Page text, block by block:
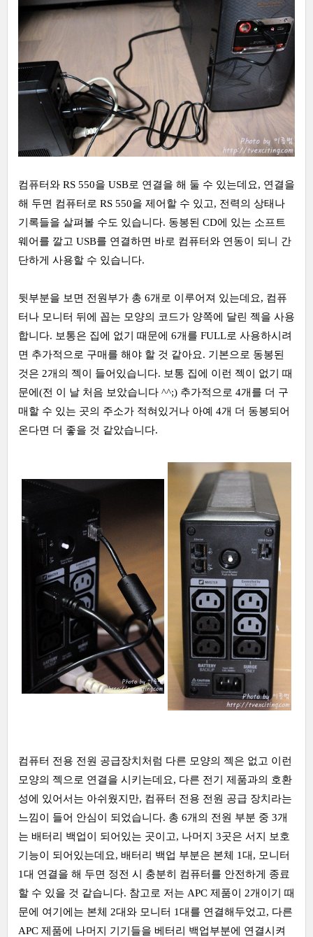
컴퓨터와 RS 550을 USB로 연결을 해 둘 수 있는데요, 연결을
해 두면 컴퓨터로 RS 550을 제어할 수 있고, 전력의 상태나
기록들을 살펴볼 수도 있습니다. 동봉된 CD에 있는 소프트
웨어를 깔고 USB를 연결하면 바로 컴퓨터와 연동이 되니 간
단하게 사용할 수 있습니다.
뒷부분을 보면 전원부가 총 6개로 이루어져 있는데요, 컴퓨
터나 모니터 뒤에 꼽는 모양의 코드가 양쪽에 달린 젝을 사용
합니다. 보통은 집에 없기 때문에 6개를 FULL로 사용하시려
면 추가적으로 구매를 해야 할 것 같아요. 기본으로 동봉된
것은 2개의 젝이 들어있습니다. 보통 집에 이런 젝이 없기 때
문에(전 이 날 처음 보았습니다 ^^;) 추가적으로 4개를 더 구
매할 수 있는 곳의 주소가 적혀있거나 아예 4개 더 동봉되어
온다면 더 좋을 것 같았습니다.
컴퓨터 전용 전원 공급장치처럼 다른 모양의 젝은 없고 이런
모양의 젝으로 연결을 시키는데요, 다른 전기 제품과의 호환
성에 있어서는 아쉬웠지만, 컴퓨터 전용 전원 공급 장치라는
느낌이 들어 안심이 되었습니다. 총 6개의 전원 부분 중 3개
는 배터리 백업이 되어있는 곳이고, 나머지 3곳은 서지 보호
기능이 되어있는데요, 배터리 백업 부분은 본체 1대, 모니터
1대 연결을 해 두면 정전 시 충분히 컴퓨터를 안전하게 종료
할 수 있을 것 같습니다. 참고로 저는 APC 제품이 2개이기 때
문에 여기에는 본체 2대와 모니터 1대를 연결해두었고, 다른
APC 제품에 나머지 기기들을 베터리 백업부분에 연결시켜